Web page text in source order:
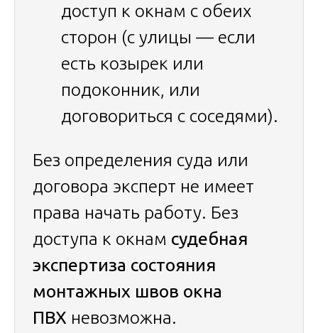
доступ к окнам с обеих
сторон (с улицы — если
есть козырек или
подоконник, или
договориться с соседями).
Без определения суда или
договора эксперт не имеет
права начать работу. Без
доступа к окнам судебная
экспертиза состояния
монтажных швов окна
ПВХ невозможна.